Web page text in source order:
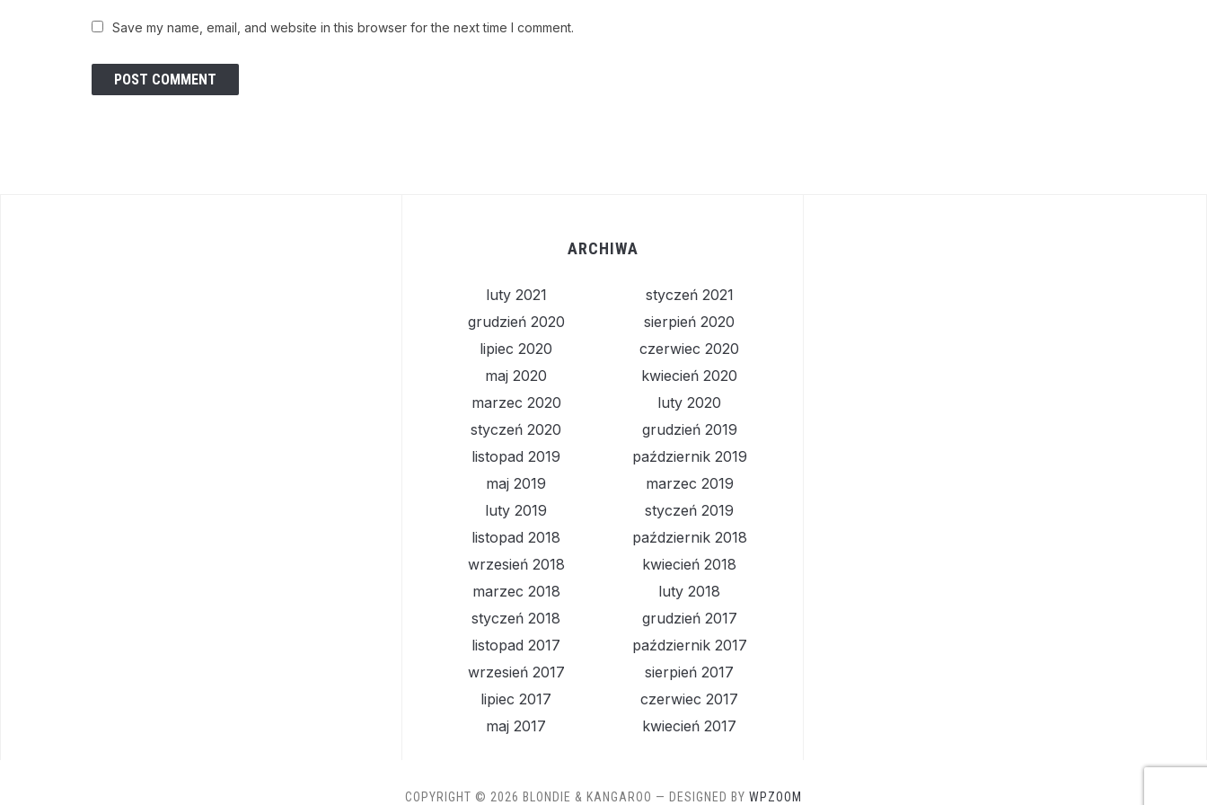
Save my name, email, and website in this browser for the next time I comment.
ARCHIWA
luty 2021
styczeń 2021
grudzień 2020
sierpień 2020
lipiec 2020
czerwiec 2020
maj 2020
kwiecień 2020
marzec 2020
luty 2020
styczeń 2020
grudzień 2019
listopad 2019
październik 2019
maj 2019
marzec 2019
luty 2019
styczeń 2019
listopad 2018
październik 2018
wrzesień 2018
kwiecień 2018
marzec 2018
luty 2018
styczeń 2018
grudzień 2017
listopad 2017
październik 2017
wrzesień 2017
sierpień 2017
lipiec 2017
czerwiec 2017
maj 2017
kwiecień 2017
COPYRIGHT © 2026 BLONDIE & KANGAROO — DESIGNED BY WPZOOM